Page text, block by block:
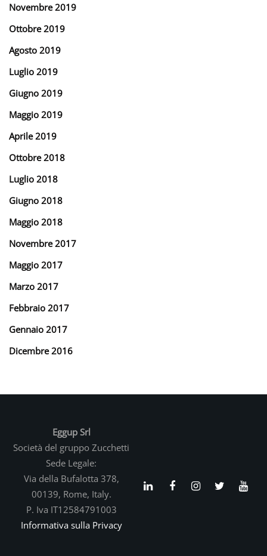
Novembre 2019
Ottobre 2019
Agosto 2019
Luglio 2019
Giugno 2019
Maggio 2019
Aprile 2019
Ottobre 2018
Luglio 2018
Giugno 2018
Maggio 2018
Novembre 2017
Maggio 2017
Marzo 2017
Febbraio 2017
Gennaio 2017
Dicembre 2016
Eggup Srl
Società del gruppo Zucchetti
Sede Legale:
Via della Bufalotta 378,
00139, Rome, Italy.
P. Iva IT12584791003
Informativa sulla Privacy